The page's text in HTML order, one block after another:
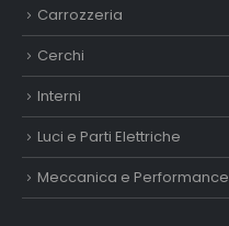
Carrozzeria
Cerchi
Interni
Luci e Parti Elettriche
Meccanica e Performance